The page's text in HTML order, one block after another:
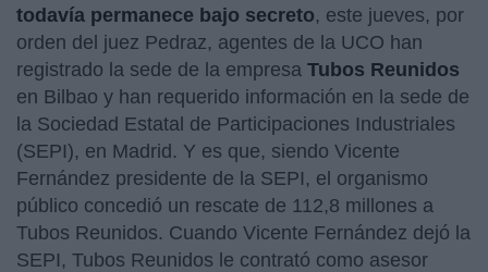
todavía permanece bajo secreto, este jueves, por
orden del juez Pedraz, agentes de la UCO han
registrado la sede de la empresa Tubos Reunidos
en Bilbao y han requerido información en la sede de
la Sociedad Estatal de Participaciones Industriales
(SEPI), en Madrid. Y es que, siendo Vicente
Fernández presidente de la SEPI, el organismo
público concedió un rescate de 112,8 millones a
Tubos Reunidos. Cuando Vicente Fernández dejó la
SEPI, Tubos Reunidos le contrató como asesor